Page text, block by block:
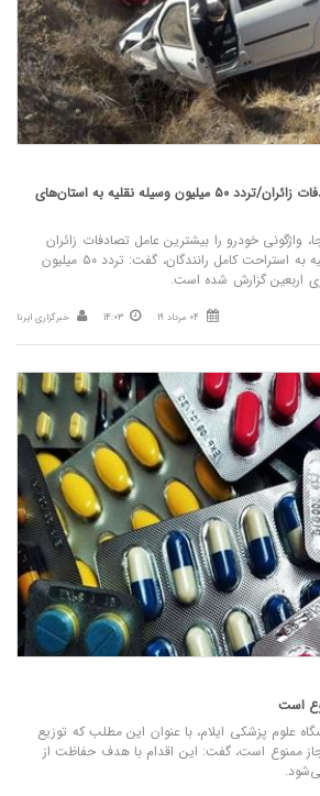
واژگونی بیشترین عامل تصادفات زائران/تردد ۵۰ میلیون وسیله نقلیه به استان‌های
واژگونی خودرو را بیشترین عامل تصادفات زائران
اربعین اعلام کرد و ضمن توصیه به استراحت کامل رانندگان، گفت: تردد ۵۰ میلیون
اربعین گزارش شده است.
04 مرداد 19 14:03 خبرگزاری ایرنا
است
علوم پزشکی ایلام، با عنوان این مطلب که توزیع
ممنوع است، گفت: این اقدام با هدف حفاظت از